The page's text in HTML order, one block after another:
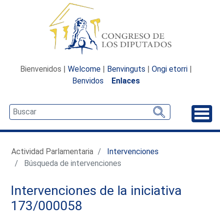
Bienvenidos | Welcome | Benvinguts | Ongi etorri |
Benvidos
Enlaces
Actividad Parlamentaria
Intervenciones
Búsqueda de intervenciones
Intervenciones de la iniciativa
173/000058